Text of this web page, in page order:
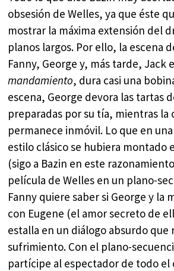
obsesión de Welles, ya que éste
mostrar la máxima extensión del
planos largos. Por ello, la escena
Fanny, George y, más tarde, Jack
mandamiento, dura casi una
escena, George devora las tartas
preparadas por su tía, mientras la
permanece inmóvil. Lo que en
estilo clásico se hubiera montado
(sigo a Bazin en este
película de Welles en un plano-
Fanny quiere saber si George y la
con Eugene (el amor secreto de
estalla en un diálogo absurdo que
sufrimiento. Con el plano-
partícipe al espectador de todo el